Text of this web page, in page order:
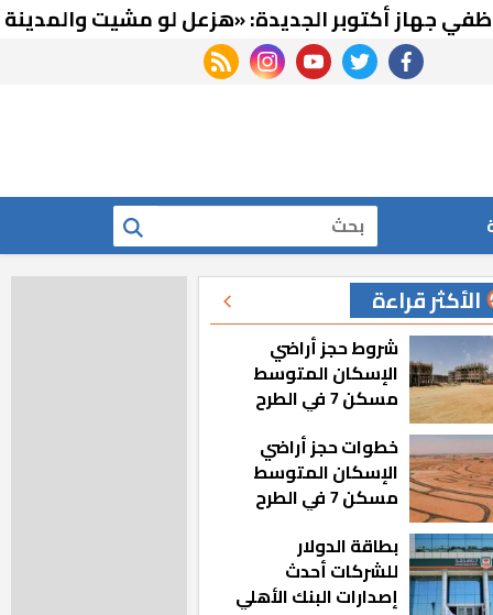
الجديدة: «هزعل لو مشيت والمدينة رجعت
facebook
twitter
youtube
instagram
rss feed
بحث
الأكثر قراءة
شروط حجز أراضي
الإسكان المتوسط
مسكن 7 في الطرح
خطوات حجز أراضي
الإسكان المتوسط
مسكن 7 في الطرح
بطاقة الدولار
للشركات أحدث
إصدارات البنك الأهلي